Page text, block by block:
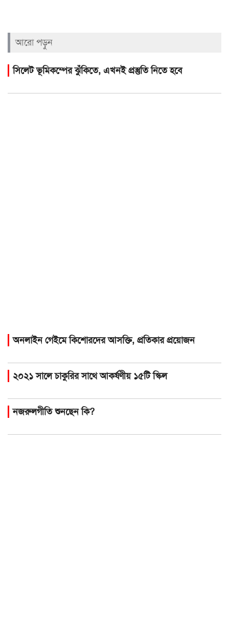
আরো পড়ুন
সিলেট ভূমিকম্পের ঝুঁকিতে, এখনই প্রস্তুতি নিতে হবে
অনলাইন গেইমে কিশোরদের আসক্তি, প্রতিকার প্রয়োজন
২০২১ সালে চাকুরির সাথে আকর্ষণীয় ১৫টি স্কিল
নজরুলগীতি শুনছেন কি?